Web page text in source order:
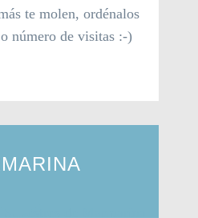
te molen, ordénalos
número de visitas :-)